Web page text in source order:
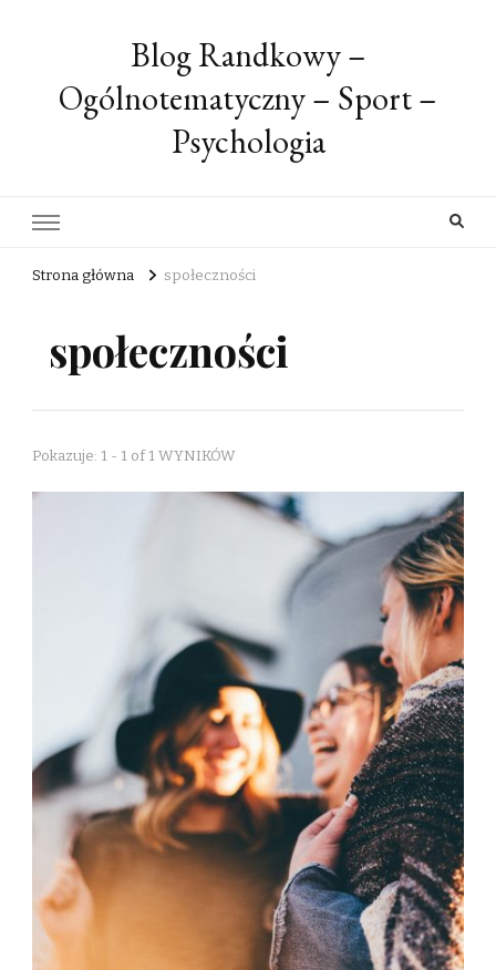
Blog Randkowy –
Ogólnotematyczny – Sport –
Psychologia
Strona główna społeczności
społeczności
Pokazuje: 1 - 1 of 1 WYNIKÓW